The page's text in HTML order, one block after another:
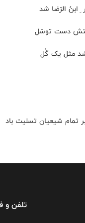
ابنُ الرّضا شد
دست توسّل
شد مثل یک گُل
تمام شیعیان تسلیت باد
تلفن